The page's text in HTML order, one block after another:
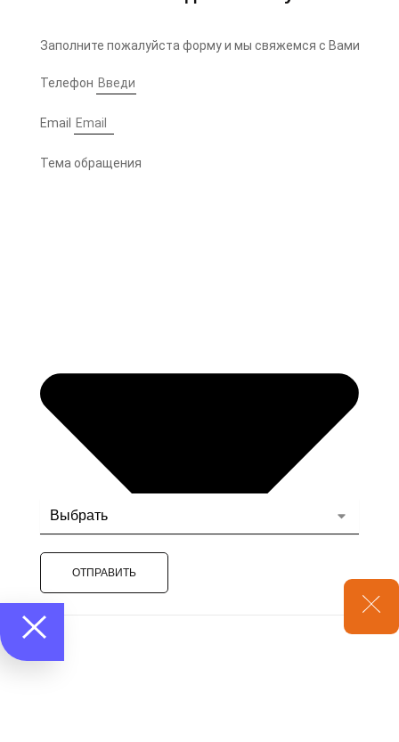
Заполните пожалуйста форму и мы свяжемся с Вами
Телефон
Email
Тема обращения
ОТПРАВИТЬ